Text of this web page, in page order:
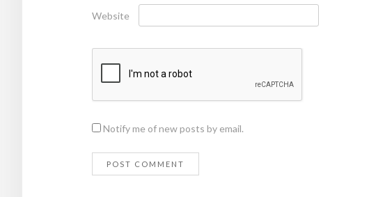
Website
Notify me of new posts by email.